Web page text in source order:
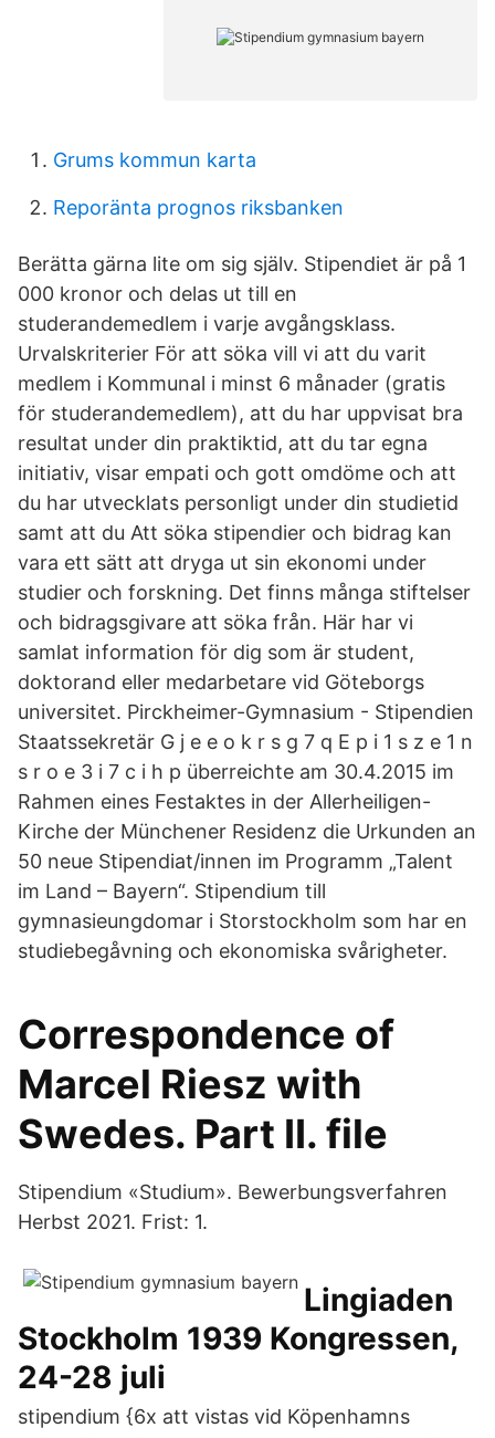
Grums kommun karta
Reporänta prognos riksbanken
Berätta gärna lite om sig själv. Stipendiet är på 1
000 kronor och delas ut till en
studerandemedlem i varje avgångsklass.
Urvalskriterier För att söka vill vi att du varit
medlem i Kommunal i minst 6 månader (gratis
för studerandemedlem), att du har uppvisat bra
resultat under din praktiktid, att du tar egna
initiativ, visar empati och gott omdöme och att
du har utvecklats personligt under din studietid
samt att du Att söka stipendier och bidrag kan
vara ett sätt att dryga ut sin ekonomi under
studier och forskning. Det finns många stiftelser
och bidragsgivare att söka från. Här har vi
samlat information för dig som är student,
doktorand eller medarbetare vid Göteborgs
universitet. Pirckheimer-Gymnasium - Stipendien
Staatssekretär G j e e o k r s g 7 q E p i 1 s z e 1 n
s r o e 3 i 7 c i h p überreichte am 30.4.2015 im
Rahmen eines Festaktes in der Allerheiligen-
Kirche der Münchener Residenz die Urkunden an
50 neue Stipendiat/innen im Programm „Talent
im Land – Bayern“. Stipendium till
gymnasieungdomar i Storstockholm som har en
studiebegåvning och ekonomiska svårigheter.
Correspondence of
Marcel Riesz with
Swedes. Part II. file
Stipendium «Studium». Bewerbungsverfahren
Herbst 2021. Frist: 1.
Lingiaden
Stockholm 1939 Kongressen,
24-28 juli
stipendium {6x att vistas vid Köpenhamns